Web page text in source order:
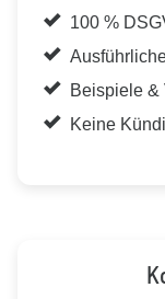
100 %
Beispiele &
Keine